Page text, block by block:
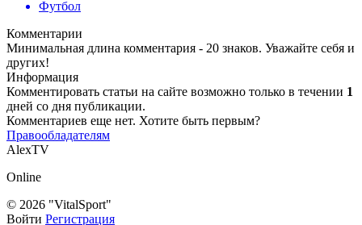
Футбол
Комментарии
Минимальная длина комментария - 20 знаков. Уважайте себя и
других!
Информация
Комментировать статьи на сайте возможно только в течении 1
дней со дня публикации.
Комментариев еще нет. Хотите быть первым?
Правообладателям
AlexTV
Online
© 2026 "VitalSport"
Войти Регистрация